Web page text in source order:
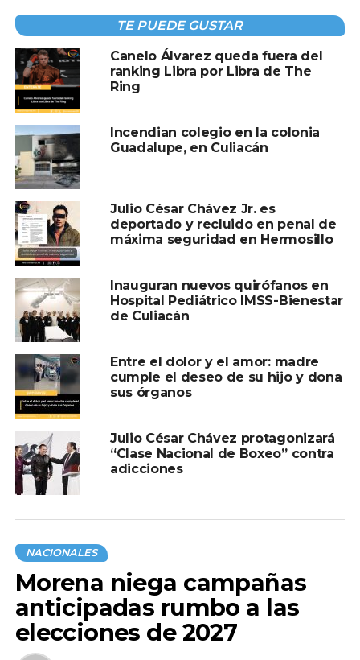
TE PUEDE GUSTAR
Canelo Álvarez queda fuera del
ranking Libra por Libra de The
Ring
Incendian colegio en la colonia
Guadalupe, en Culiacán
Julio César Chávez Jr. es
deportado y recluido en penal de
máxima seguridad en Hermosillo
Inauguran nuevos quirófanos en
Hospital Pediátrico IMSS-Bienestar
de Culiacán
Entre el dolor y el amor: madre
cumple el deseo de su hijo y dona
sus órganos
Julio César Chávez protagonizará
“Clase Nacional de Boxeo” contra
adicciones
NACIONALES
Morena niega campañas
anticipadas rumbo a las
elecciones de 2027